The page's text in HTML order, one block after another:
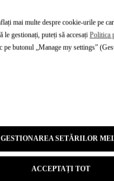
mai multe despre cookie-urile pe
le gestionați, puteți să accesați Politica
pe butonul „Manage my settings”
GESTIONAREA SETĂRILOR
ACCEPTAȚI TOT